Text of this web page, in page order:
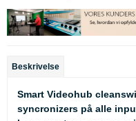
Beskrivelse
Smart Videohub
syncronizers på alle